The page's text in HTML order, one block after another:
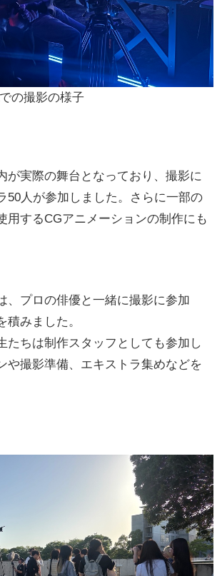
の撮影の様子
が実際の舞台となっており、撮影に
50人が参加しました。さらに一部の
用するCGアニメーションの制作にも
、プロの俳優と一緒に撮影に参加
積みました。
たちは制作スタッフとしても参加し
や撮影準備、エキストラ集めなどを